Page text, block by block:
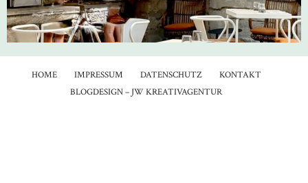
HOME IMPRESSUM DATENSCHUTZ
KONTAKT
BLOGDESIGN – JW KREATIVAGENTUR